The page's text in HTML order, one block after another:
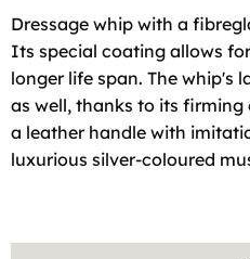
Dressage whip with a
Its special coating allows
longer life span. The whip's
as well, thanks to its
a leather handle with
luxurious silver-coloured